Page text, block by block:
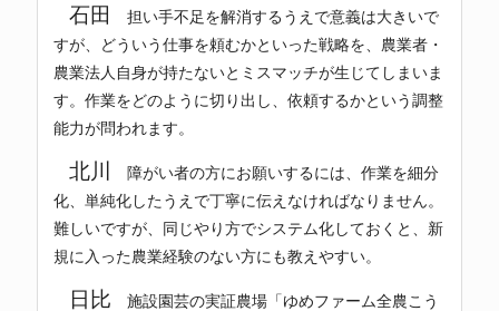
石田
担い手不足を解消するうえで意義は大きいで
すが、どういう仕事を頼むかといった戦略を、農業者・
農業法人自身が持たないとミスマッチが生じてしまいま
す。作業をどのように切り出し、依頼するかという調整
能力が問われます。
北川
障がい者の方にお願いするには、作業を細分
化、単純化したうえで丁寧に伝えなければなりません。
難しいですが、同じやり方でシステム化しておくと、新
規に入った農業経験のない方にも教えやすい。
日比 施設園芸の実証農場「ゆめファーム全農こう